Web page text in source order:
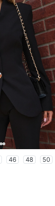
46 48 50